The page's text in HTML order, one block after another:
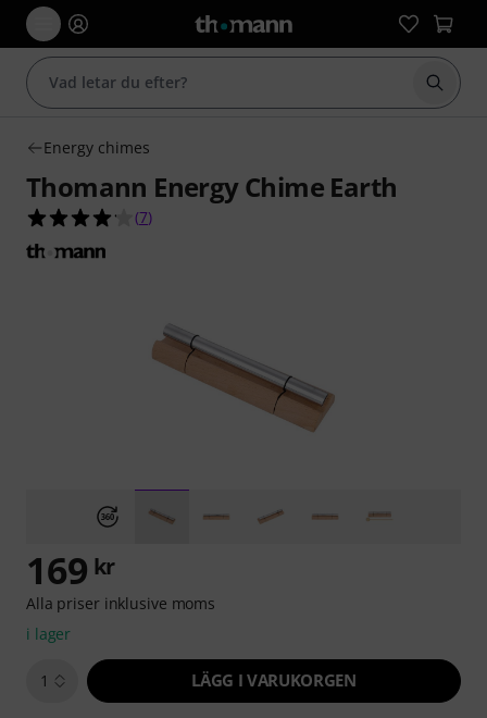
Börja
Energy chimes
Thomann Energy Chime Earth
4.1 av 5 stjärnor från 7 kundbetyg
(7)
169 kr
Alla priser inklusive moms
i lager
1 LÄGG I VARUKORGEN